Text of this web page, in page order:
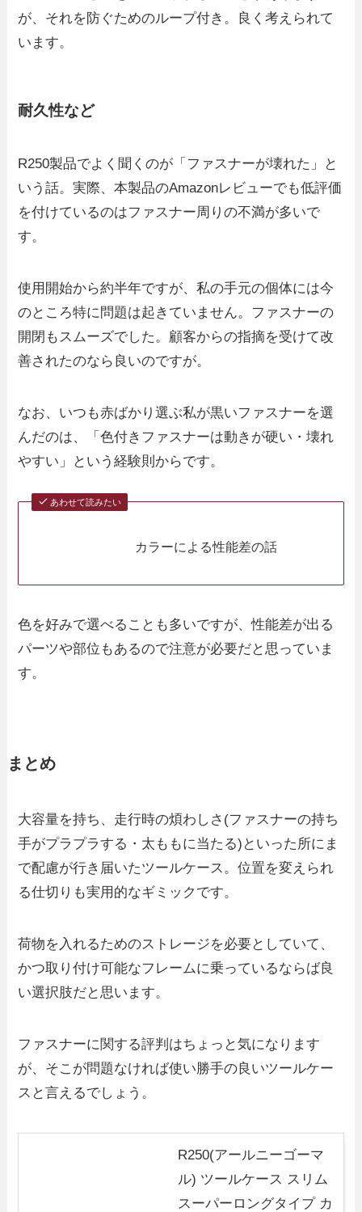
が、それを防ぐためのループ付き。良く考えられて
います。
耐久性など
R250製品でよく聞くのが「ファスナーが壊れた」と
いう話。実際、本製品のAmazonレビューでも低評価
を付けているのはファスナー周りの不満が多いで
す。
使用開始から約半年ですが、私の手元の個体には今
のところ特に問題は起きていません。ファスナーの
開閉もスムーズでした。顧客からの指摘を受けて改
善されたのなら良いのですが。
なお、いつも赤ばかり選ぶ私が黒いファスナーを選
んだのは、「色付きファスナーは動きが硬い・壊れ
やすい」という経験則からです。
あわせて読みたい
カラーによる性能差の話
色を好みで選べることも多いですが、性能差が出る
パーツや部位もあるので注意が必要だと思っていま
す。
まとめ
大容量を持ち、走行時の煩わしさ(ファスナーの持ち
手がプラプラする・太ももに当たる)といった所にま
で配慮が行き届いたツールケース。位置を変えられ
る仕切りも実用的なギミックです。
荷物を入れるためのストレージを必要としていて、
かつ取り付け可能なフレームに乗っているならば良
い選択肢だと思います。
ファスナーに関する評判はちょっと気になります
が、そこが問題なければ使い勝手の良いツールケー
スと言えるでしょう。
R250(アールニーゴーマ
ル) ツールケース スリム
スーパーロングタイプ カ